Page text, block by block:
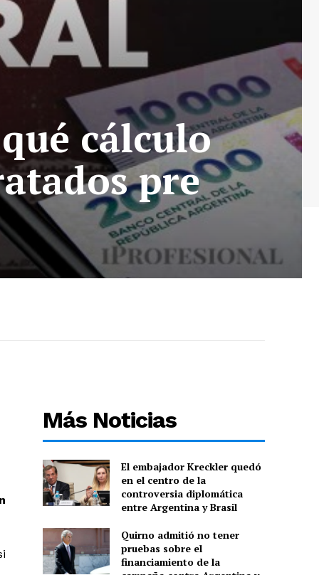
cálculo
pre
Más Noticias
El embajador Kreckler quedó
en el centro de la
controversia diplomática
entre Argentina y Brasil
Quirno admitió no tener
pruebas sobre el
financiamiento de la